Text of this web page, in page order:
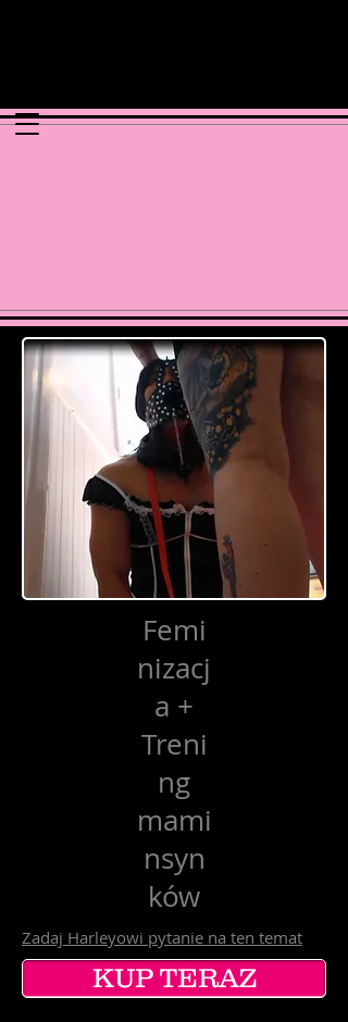
Femi
nizacj
a +
Treni
ng
mami
nsyn
ków
Zadaj Harleyowi pytanie na ten temat
KUP TERAZ